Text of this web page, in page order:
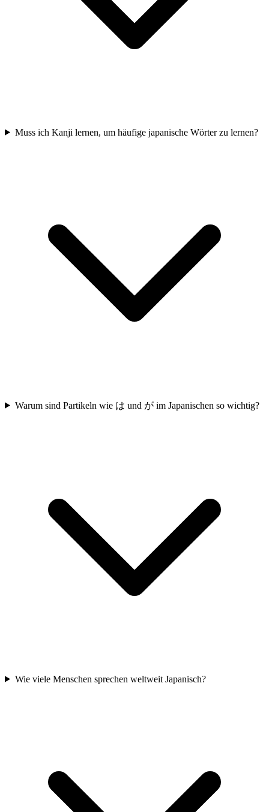
Muss ich Kanji lernen, um häufige japanische Wörter zu lernen?
Warum sind Partikeln wie は und が im Japanischen so wichtig?
Wie viele Menschen sprechen weltweit Japanisch?